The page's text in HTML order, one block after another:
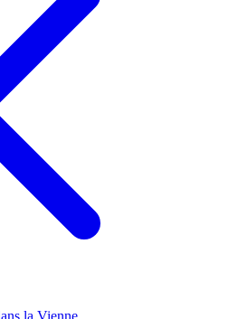
la Vienne